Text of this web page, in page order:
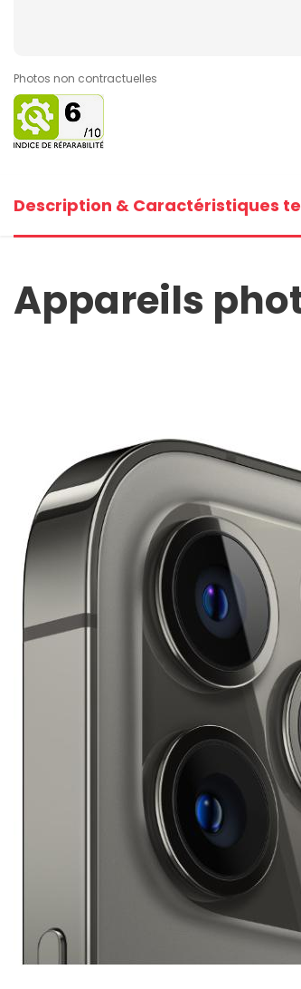
Photos non contractuelles
Description & Caractéristiques
Appareils